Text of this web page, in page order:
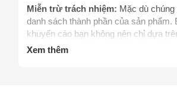
Miễn trừ trách nhiệm: Mặc dù
danh sách thành phần của sản
khuyến cáo bạn không nên chỉ dựa
khi dùng sản phẩm. Để biết thêm
Xem thêm